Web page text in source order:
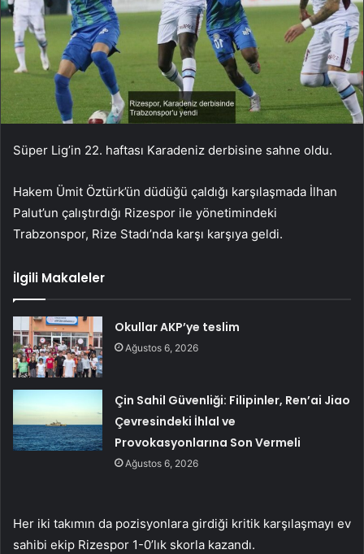
Süper Lig’in 22. haftası Karadeniz derbisine sahne oldu.
Hakem Ümit Öztürk’ün düdüğü çaldığı karşılaşmada İlhan
Palut’un çalıştırdığı Rizespor ile yönetimindeki
Trabzonspor, Rize Stadı’nda karşı karşıya geldi.
İlgili Makaleler
Okullar AKP’ye teslim
Ağustos 6, 2026
Çin Sahil Güvenliği: Filipinler, Ren’ai Jiao
Çevresindeki İhlal ve
Provokasyonlarına Son Vermeli
Ağustos 6, 2026
Her iki takımın da pozisyonlara girdiği kritik karşılaşmayı ev
sahibi ekip Rizespor 1-0’lık skorla kazandı.